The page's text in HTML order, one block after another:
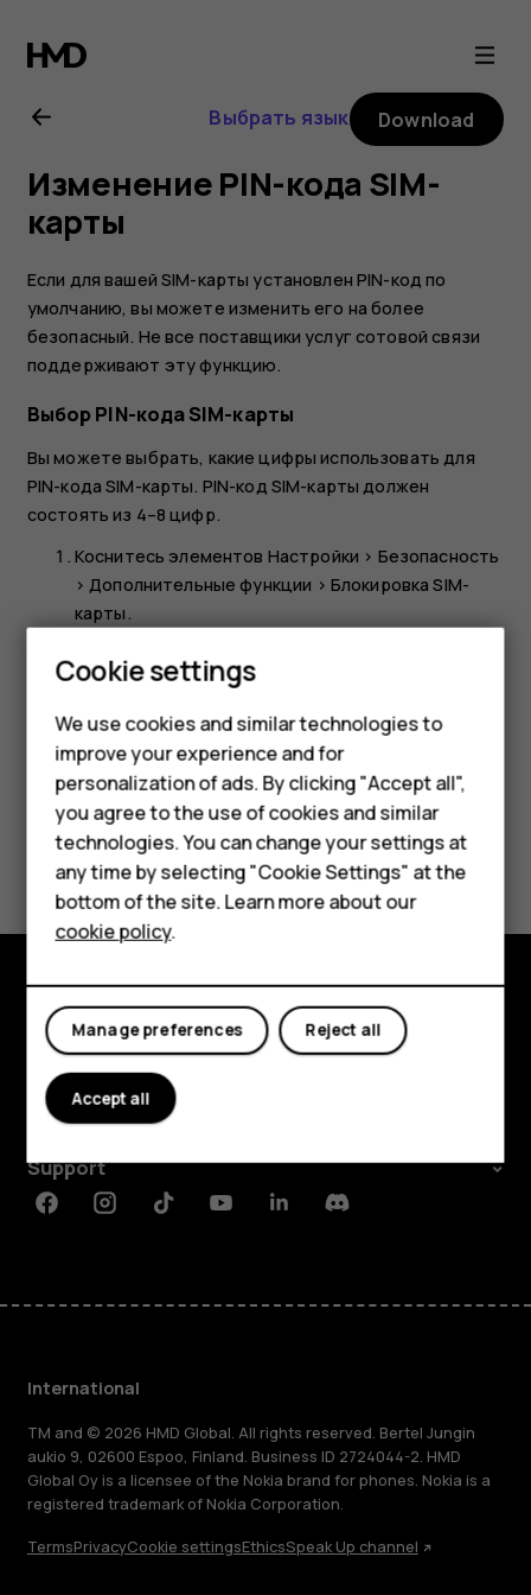
Nokia
G10
user
guide
Smartphones
Feature phones
Phones for kids
Accessories
HMD Terra M
For business
Tablets
Выбрать язык Download
Изменение PIN-кода SIM-
карты
Если для вашей SIM-карты установлен PIN-код по
умолчанию, вы можете изменить его на более
безопасный. Не все поставщики услуг сотовой связи
поддерживают эту функцию.
Выбор PIN-кода SIM-карты
Вы можете выбрать, какие цифры использовать для
PIN-кода SIM-карты. PIN-код SIM-карты должен
состоять из 4–8 цифр.
Коснитесь элементов Настройки > Безопасность
>Дополнительные функции > Блокировка SIM-
карты.
Коснитесь элемента
необходимой SIM-карты.
Did you find this helpful?
Yes No
Explore
About
Planet and people
Support
FacebookInstagramTiktokYoutubeLinkedinDiscord
International
TM and © 2026 HMD Global. All rights reserved. Bertel Jungin
aukio 9, 02600 Espoo, Finland. Business ID 2724044-2. HMD
Global Oy is a licensee of the Nokia brand for phones. Nokia is a
registered trademark of Nokia Corporation.
TermsPrivacyCookie settingsEthicsSpeak Up channel
Cookie settings
We use cookies and similar technologies to
improve your experience and for
personalization of ads. By clicking "Accept all",
you agree to the use of cookies and similar
technologies. You can change your settings at
any time by selecting "Cookie Settings" at the
bottom of the site. Learn more about our
cookie policy.
Reject all
Manage preferences
Accept all